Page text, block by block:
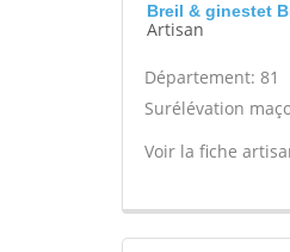
Breil & ginestet
Artisan
Département: 81
Surélévation
Voir la fiche